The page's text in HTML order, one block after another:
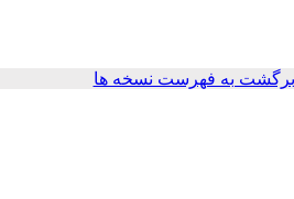
برگشت به فهرست نسخه ها